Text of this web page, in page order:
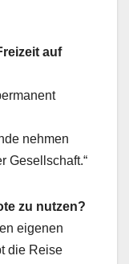
auf
nehmen
Gesellschaft.“
zu nutzen?
eigenen
die Reise